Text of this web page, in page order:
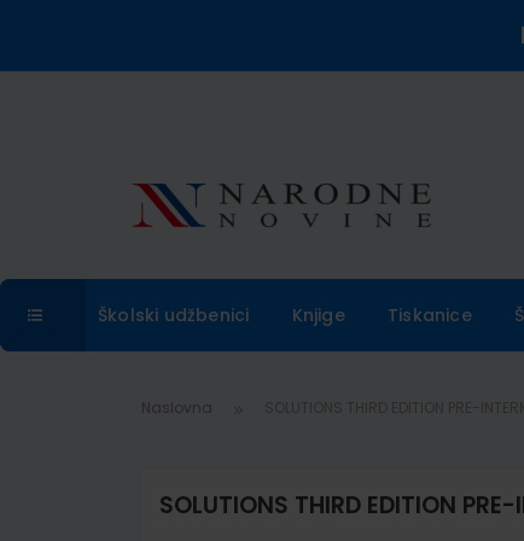
Školski udžbenici Knjige Tiskanice
Naslovna
SOLUTIONS THIRD EDITION